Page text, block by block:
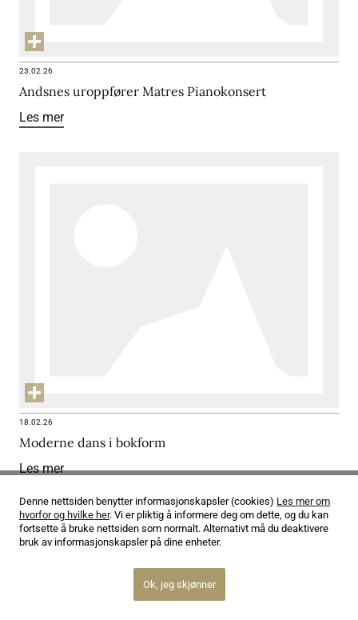
23.02.26
Andsnes uroppfører Matres Pianokonsert
Les mer
18.02.26
Moderne dans i bokform
Les mer
Denne nettsiden benytter informasjonskapsler (cookies) Les mer om
hvorfor og hvilke her. Vi er pliktig å informere deg om dette, og du kan
fortsette å bruke nettsiden som normalt. Alternativt må du deaktivere
bruk av informasjonskapsler på dine enheter.
Ok, jeg skjønner